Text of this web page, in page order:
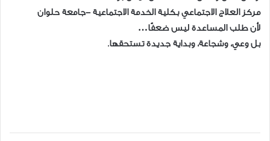
مركز العلاج الاجتماعي بكلية الخدمة الاجتماعية -جامعة حلوان
لأن طلب المساعدة ليس ضعفًا…
بل وعي، وشجاعة، وبداية جديدة تستحقها.